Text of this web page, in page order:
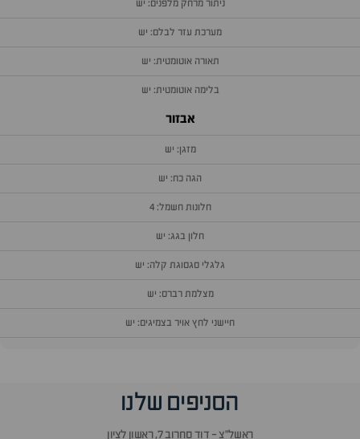
ניתור מרחק מלפנים: יש
מערכת עזר לבלם: יש
תאורה אוטומטית: יש
בלימה אוטומטית: יש
אבזור
מזגן: יש
הגה כח: יש
חלונות חשמל: 4
חלון בגג: יש
גלגלי סגסוגת קלה: יש
מצלמת רברס: יש
חיישני לחץ אויר בצמיגים: יש
הסניפים שלנו
ראשל״צ - דוד סחרוב 7, ראשון לציון